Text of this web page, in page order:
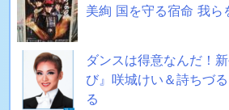
美絢 国を守る宿命 我ら
ダンスは得意なんだ！
び』咲城けい＆詩ちづ
る